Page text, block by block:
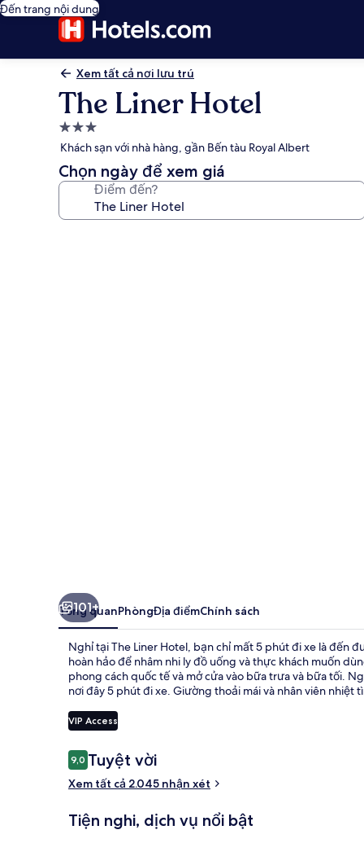
Đến trang nội dung
Xem tất cả nơi lưu trú
The Liner Hotel
Nơi
lưu
trú
3.0
Khách sạn với nhà hàng, gần Bến tàu Royal Albert
Chọn ngày để xem giá
Điểm đến?
101+
Tổng quanPhòngĐịa điểmChính sách
Nghỉ tại The Liner Hotel, bạn chỉ mất 5 phút đi xe là đến
hoàn hảo để nhâm nhi ly đồ uống và thực khách muốn
phong cách quốc tế và mở cửa vào bữa trưa và bữa tối.
nơi đây 5 phút đi xe. Giường thoải mái và nhân viên nhiệt
VIP Access
Nhận
xét
9,09,0 trên 10,
Tuyệt vời
Xem tất cả 2.045 nhận xét
Tiện nghi, dịch vụ nổi bật